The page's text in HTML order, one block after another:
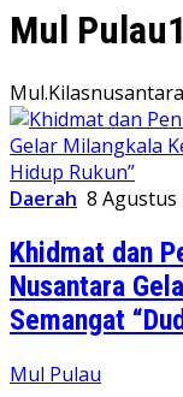
Mul Pulau
Daerah 8 Agustus
Khidmat dan
Nusantara
Semangat
Mul Pulau